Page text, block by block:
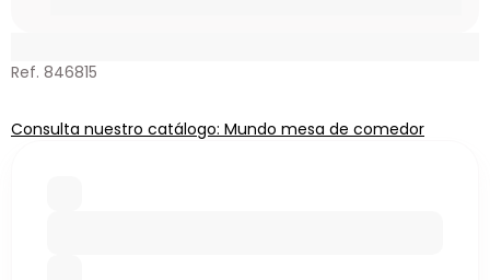
Ref. 846815
Consulta nuestro catálogo: Mundo mesa de comedor